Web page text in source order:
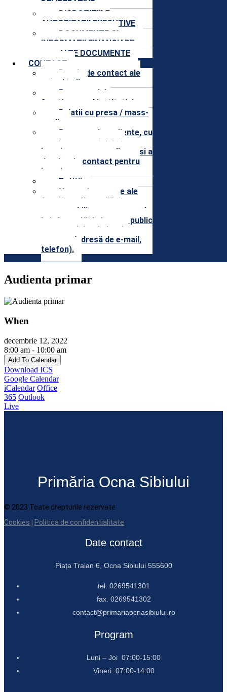
DELIBERATIVE
DISPOZITIILE
AUTORITATII EXECUTIVE
DOCUMENTE SI
INFORMATII FINANCIARE
ALTE DOCUMENTE
CONTACT
Datele de contact ale
autoritatii
Programul de
functionare al institutiei
Relatii cu presa / mass-
media
Program de audiente, cu
precizarea modului de
inscriere pentru audiente si a
datelor de contact pentru
inscriere
Petitii
Nume şi prenume ale
funcţionarilor publici
responsabili pentru accesul
la informaţii de interes public
precum şi datele lor de
contact (adresă de e-mail,
telefon).
Audienta primar
When
decembrie 12, 2022
8:00 am - 10:00 am
Add To Calendar
Download ICS
Google Calendar
iCalendar Office
365 Outlook
Live
Primăria Ocna Sibiului
© 2023 Toate drepturile rezervate
Cookies
Politica de confidentialitate
Date contact
Piața Traian 6, Ocna Sibiului 555600
tel. 0269541301
fax. 0269541302
contact@primariaocnasibiului.ro
Program
Luni – Joi 07:00-15:00
Vineri 07:00-14:00